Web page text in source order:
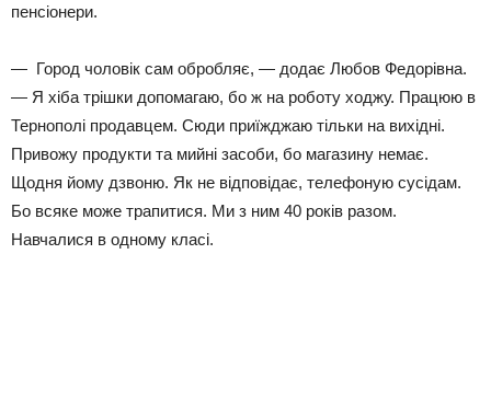
пенсіонери.
— Город чоловік сам обробляє, — додає Любов Федорівна.
— Я хіба трішки допомагаю, бо ж на роботу ходжу. Працюю в
Тернополі продавцем. Сюди приїжджаю тільки на вихідні.
Привожу продукти та мийні засоби, бо магазину немає.
Щодня йому дзвоню. Як не відповідає, телефоную сусідам.
Бо всяке може трапитися. Ми з ним 40 років разом.
Навчалися в одному класі.